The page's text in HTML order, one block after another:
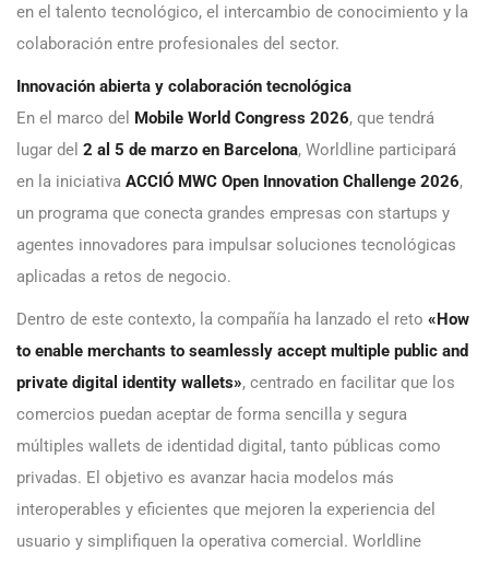
en el talento tecnológico, el intercambio de conocimiento y la
colaboración entre profesionales del sector.
Innovación abierta y colaboración tecnológica
En el marco del Mobile World Congress 2026, que tendrá
lugar del 2 al 5 de marzo en Barcelona, Worldline participará
en la iniciativa ACCIÓ MWC Open Innovation Challenge 2026,
un programa que conecta grandes empresas con startups y
agentes innovadores para impulsar soluciones tecnológicas
aplicadas a retos de negocio.
Dentro de este contexto, la compañía ha lanzado el reto «How
to enable merchants to seamlessly accept multiple public and
private digital identity wallets», centrado en facilitar que los
comercios puedan aceptar de forma sencilla y segura
múltiples wallets de identidad digital, tanto públicas como
privadas. El objetivo es avanzar hacia modelos más
interoperables y eficientes que mejoren la experiencia del
usuario y simplifiquen la operativa comercial. Worldline